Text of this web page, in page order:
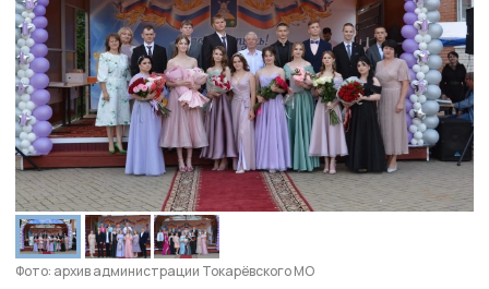
Фото: архив администрации Токарёвского МО